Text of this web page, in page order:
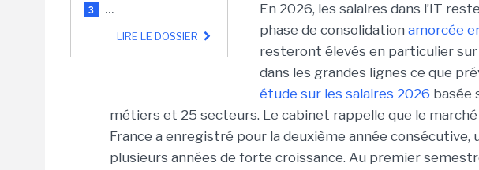
3 ...
LIRE LE DOSSIER
En 2026, les salaires dans l’IT
phase de consolidation amorcée
resteront élevés en particulier sur
dans les grandes lignes ce que
étude sur les salaires 2026 basée
métiers et 25 secteurs. Le cabinet rappelle que le
France a enregistré pour la deuxième année
plusieurs années de forte croissance. Au premier